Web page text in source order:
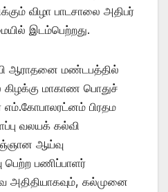
விழா பாடசாலை அதிபர்
இடம்பெற்றது.
ஆராதனை மண்டபத்தில்
கிழக்கு மாகாண பொதுச்
பிரதம
வலயக் கல்வி
ஆய்வு
பெற்ற பணிப்பாளர்
அதிதியாகவும், கல்முனை